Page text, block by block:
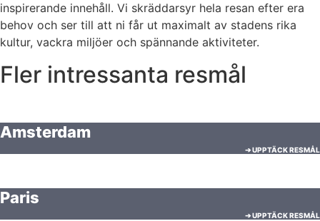
inspirerande innehåll. Vi skräddarsyr hela resan efter era
behov och ser till att ni får ut maximalt av stadens rika
kultur, vackra miljöer och spännande aktiviteter.
Fler intressanta resmål
Amsterdam
➔ UPPTÄCK RESMÅL
Paris
➔ UPPTÄCK RESMÅL